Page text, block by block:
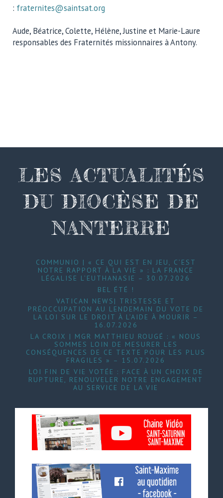
: fraternites@saintsat.org
Aude, Béatrice, Colette, Hélène, Justine et Marie-Laure
responsables des Fraternités missionnaires à Antony.
LES ACTUALITÉS
DU DIOCÈSE DE
NANTERRE
COMMUNIO | « CE QUI EST EN JEU, C’EST
NOTRE RAPPORT À LA VIE » : LA FRANCE
LÉGALISE L’EUTHANASIE – 30.07.2026
BEL ÉTÉ !
VATICAN NEWS| TRISTESSE ET
PRÉOCCUPATION AU LENDEMAIN DU VOTE DE
LA LOI SUR LE DROIT À L’AIDE À MOURIR –
16.07.2026
LA CROIX | MGR MATTHIEU ROUGÉ : « NOUS
SOMMES LOIN DE MESURER LES
CONSÉQUENCES DE CE TEXTE POUR LES PLUS
FRAGILES » – 15.07.2026
LOI FIN DE VIE VOTÉE : FACE À UN CHOIX DE
RUPTURE, RENOUVELER NOTRE ENGAGEMENT
AU SERVICE DE LA VIE